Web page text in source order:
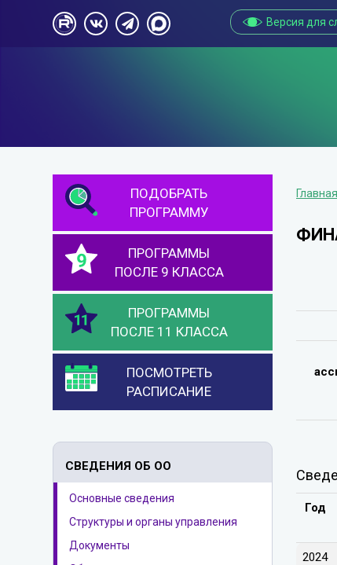
Версия для
ПОДОБРАТЬ
ПРОГРАММУ
ПРОГРАММЫ
ПОСЛЕ 9 КЛАССА
ПРОГРАММЫ
ПОСЛЕ 11 КЛАССА
ПОСМОТРЕТЬ
РАСПИСАНИЕ
СВЕДЕНИЯ ОБ ОО
Основные сведения
Структуры и органы управления
Документы
Главная
Год
2024